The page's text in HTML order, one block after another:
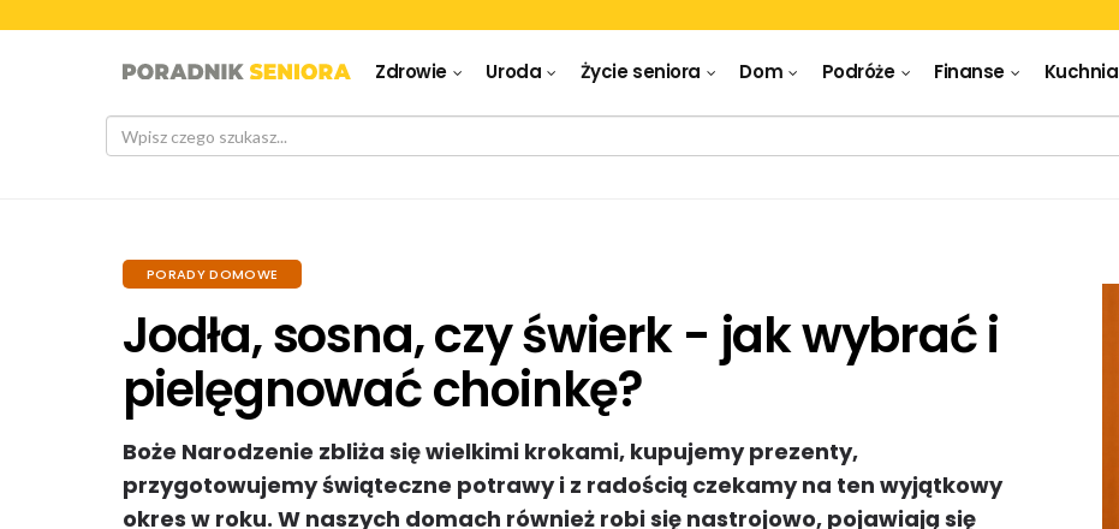
Zdrowie Uroda Życie seniora Dom Podróże Finanse Kuchnia
PORADY DOMOWE
Jodła, sosna, czy świerk - jak wybrać i
pielęgnować choinkę?
Boże Narodzenie zbliża się wielkimi krokami, kupujemy prezenty,
przygotowujemy świąteczne potrawy i z radością czekamy na ten wyjątkowy
okres w roku. W naszych domach również robi się nastrojowo, pojawiają się